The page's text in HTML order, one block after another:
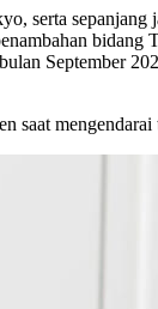
serta
September
saat